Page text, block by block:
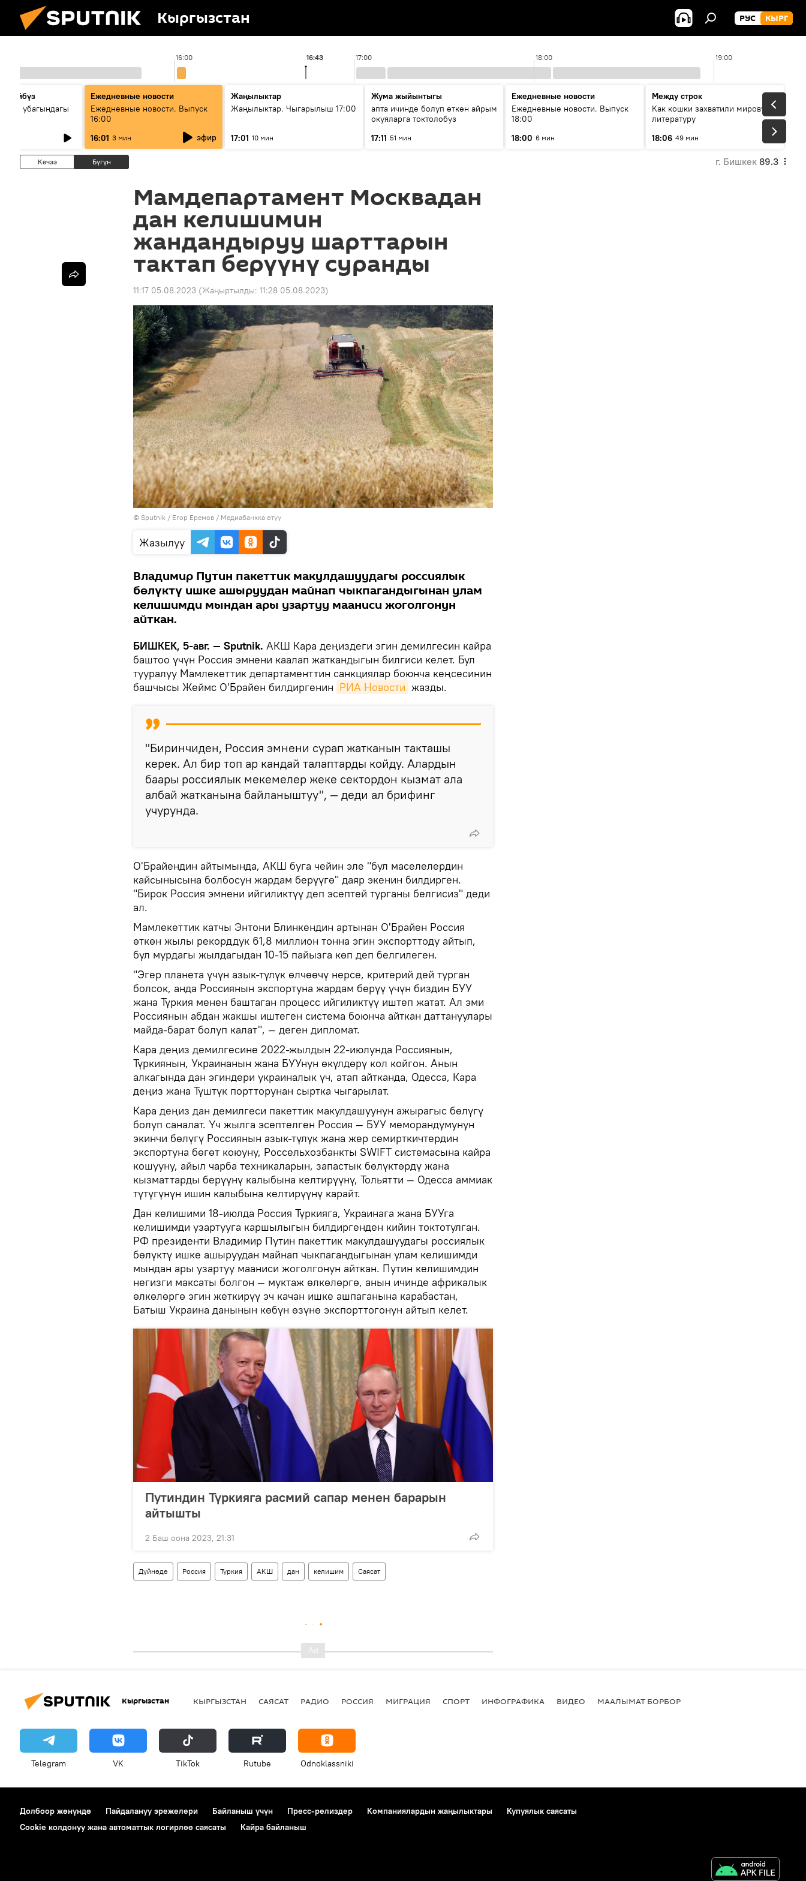
Кыргызстан РУС КЫРГ
16:00 17:00 18:00 19:00
16:43
өз убагындагы
Ежедневные новости
Ежедневные новости. Выпуск
16:00
16:01 3 мин эфир
Жаңылыктар
Жаңылыктар. Чыгарылыш 17:00
17:01 10 мин
Жума жыйынтыгы
апта ичинде болуп өткөн айрым
окуяларга токтолобуз
17:11 51 мин
Ежедневные новости
Ежедневные новости. Выпуск
18:00
18:00 6 мин
Между строк
Как кошки захватили мировую
литературу
18:06 49 мин
Кечээ Бүгүн г. Бишкек 89.3
Мамдепартамент Москвадан
дан келишимин
жандандыруу шарттарын
тактап берүүнү суранды
11:17 05.08.2023 (Жаңыртылды: 11:28 05.08.2023)
© Sputnik / Егор Еремов / Медиабанкка өтүү
Жазылуу
Владимир Путин пакеттик макулдашуудагы россиялык
бөлүктү ишке ашыруудан майнап чыкпагандыгынан улам
келишимди мындан ары узартуу мааниси жоголгонун
айткан.
БИШКЕК, 5-авг. — Sputnik. АКШ Кара деңиздеги эгин демилгесин кайра
баштоо үчүн Россия эмнени каалап жаткандыгын билгиси келет. Бул
тууралуу Мамлекеттик департаменттин санкциялар боюнча кеңсесинин
башчысы Жеймс О'Брайен билдиргенин РИА Новости жазды.
"Биринчиден, Россия эмнени сурап жатканын такташы
керек. Ал бир топ ар кандай талаптарды койду. Алардын
баары россиялык мекемелер жеке сектордон кызмат ала
албай жатканына байланыштуу", — деди ал брифинг
учурунда.
О'Брайендин айтымында, АКШ буга чейин эле "бул маселелердин
кайсынысына болбосун жардам берүүгө" даяр экенин билдирген.
"Бирок Россия эмнени ийгиликтүү деп эсептей турганы белгисиз" деди
ал.
Мамлекеттик катчы Энтони Блинкендин артынан О'Брайен Россия
өткөн жылы рекорддук 61,8 миллион тонна эгин экспорттоду айтып,
бул мурдагы жылдагыдан 10-15 пайызга көп деп белгилеген.
"Эгер планета үчүн азык-түлүк өлчөөчү нерсе, критерий дей турган
болсок, анда Россиянын экспортуна жардам берүү үчүн биздин БУУ
жана Түркия менен баштаган процесс ийгиликтүү иштеп жатат. Ал эми
Россиянын абдан жакшы иштеген система боюнча айткан даттануулары
майда-барат болуп калат", — деген дипломат.
Кара деңиз демилгесине 2022-жылдын 22-июлунда Россиянын,
Түркиянын, Украинанын жана БУУнун өкүлдөрү кол койгон. Анын
алкагында дан эгиндери украиналык үч, атап айтканда, Одесса, Кара
деңиз жана Түштүк портторунан сыртка чыгарылат.
Кара деңиз дан демилгеси пакеттик макулдашуунун ажырагыс бөлүгү
болуп саналат. Үч жылга эсептелген Россия — БУУ меморандумунун
экинчи бөлүгү Россиянын азык-түлүк жана жер семирткичтердин
экспортуна бөгөт коюуну, Россельхозбанкты SWIFT системасына кайра
кошууну, айыл чарба техникаларын, запастык бөлүктөрдү жана
кызматтарды берүүнү калыбына келтирүүнү, Тольятти — Одесса аммиак
түтүгүнүн ишин калыбына келтирүүнү карайт.
Дан келишими 18-июлда Россия Түркияга, Украинага жана БУУга
келишимди узартууга каршылыгын билдиргенден кийин токтотулган.
РФ президенти Владимир Путин пакеттик макулдашуудагы россиялык
бөлүктү ишке ашыруудан майнап чыкпагандыгынан улам келишимди
мындан ары узартуу мааниси жоголгонун айткан. Путин келишимдин
негизги максаты болгон — муктаж өлкөлөргө, анын ичинде африкалык
өлкөлөргө эгин жеткирүү эч качан ишке ашпаганына карабастан,
Батыш Украина данынын көбүн өзүнө экспорттогонун айтып келет.
Путиндин Түркияга расмий сапар менен барарын
айтышты
2 Баш оона 2023, 21:31
Дүйнөдө Россия Түркия АКШ дан келишим Саясат
Кыргызстан КЫРГЫЗСТАН САЯСАТ РАДИО РОССИЯ МИГРАЦИЯ СПОРТ ИНФОГРАФИКА ВИДЕО МААЛЫМАТ БОРБОР
Telegram VK ТikТоk Rutube Odnoklassniki
Долбоор жөнүндө Пайдалануу эрежелери Байланыш үчүн Пресс-релиздер Компаниялардын жаңылыктары
Купуялык саясаты
Cookie колдонуу жана автоматтык логирлөө саясаты
Кайра байланыш